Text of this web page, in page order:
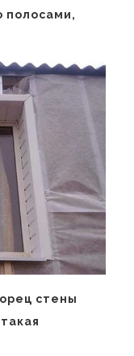
полосами,
стены